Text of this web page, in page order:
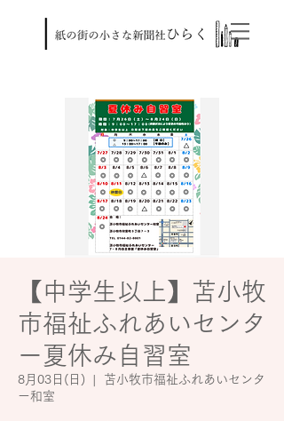
【中学生以上】苫小牧
市福祉ふれあいセンタ
ー夏休み自習室
8月03日(日)
苫小牧市福祉ふれあいセンタ
ー和室